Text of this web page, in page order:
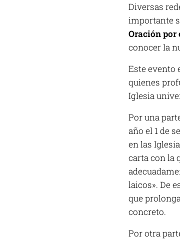
Diversas
importante
Oración por
conocer la
Este evento
quienes
Iglesia
Por una
año el 1 de
en las
carta con la
laicos». De
que
concreto.
Por otra